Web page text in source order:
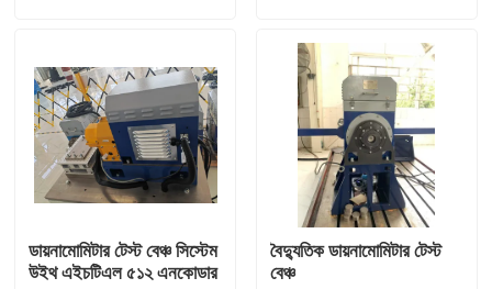
আমাদের সম্বন্ধে
কারখানা ভ্রমণ
গুণগত মান নিয়ন্ত্রণ
ডায়নামোমিটার টেস্ট বেঞ্চ সিস্টেম
উইথ এইচটিএল ৫১২ এনকোডার
বৈদ্যুতিক ডায়নামোমিটার টেস্ট
বেঞ্চ